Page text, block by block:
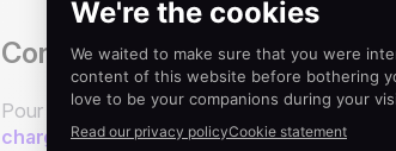
Connaître les
Pour être sûr de ne pas vous tromper lors du
charges CRM.